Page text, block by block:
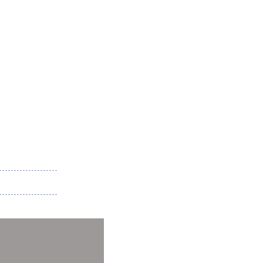
বায়ার্নকে বিদায় করে ফাইনালে পিএসজি